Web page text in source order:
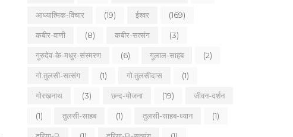
आध्यात्मिक-विचार (19) ईश्वर (169)
कबीर-वाणी (8) कबीर-सत्संग (3)
गुरुदेव-के-मधुर-संस्मरण (6) गुलाल-साहब (2)
गो.तुलसी-सत्संग (1) गो.तुलसीदास (1)
गोरखनाथ (3) छन्द-योजना (19) जीवन-दर्शन
(1) तुलसी-साहब (1) तुलसी-साहब-ध्यान (1)